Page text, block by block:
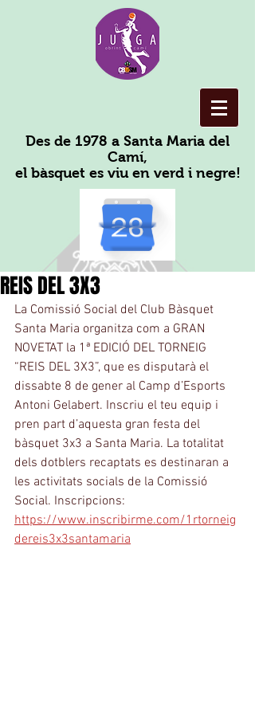
Des de 1978 a Santa Maria del
Camí,
el bàsquet es viu en verd i negre!
REIS DEL 3X3
La Comissió Social del Club Bàsquet
Santa Maria organitza com a GRAN
NOVETAT la 1ª EDICIÓ DEL TORNEIG
“REIS DEL 3X3”, que es disputarà el
dissabte 8 de gener al Camp d’Esports
Antoni Gelabert. Inscriu el teu equip i
pren part d’aquesta gran festa del
bàsquet 3x3 a Santa Maria. La totalitat
dels dotblers recaptats es destinaran a
les activitats socials de la Comissió
Social. Inscripcions:
https://www.inscribirme.com/1rtorneig
dereis3x3santamaria